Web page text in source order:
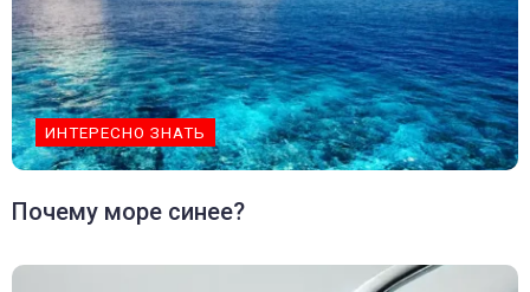
ИНТЕРЕСНО ЗНАТЬ
Почему море синее?